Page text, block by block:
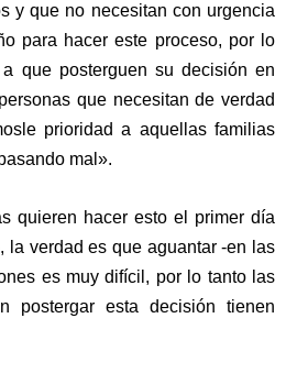
y que no necesitan con urgencia
para hacer este proceso, por lo
que posterguen su decisión en
que necesitan de verdad
prioridad a aquellas familias
mal».
quieren hacer esto el primer día
la verdad es que aguantar -en las
es muy difícil, por lo tanto las
postergar esta decisión tienen